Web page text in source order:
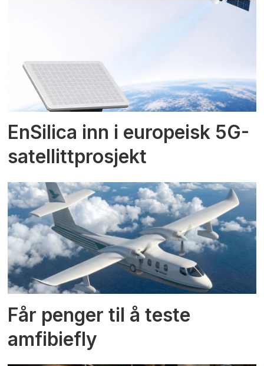
EnSilica inn i europeisk 5G-
satellittprosjekt
Får penger til å teste
amfibiefly